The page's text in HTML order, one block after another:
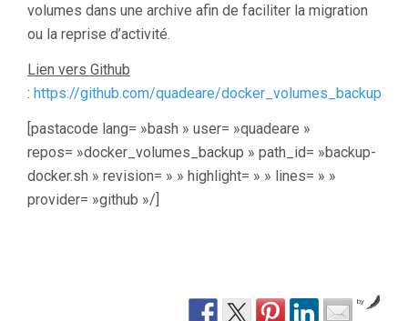
volumes dans une archive afin de faciliter la migration
ou la reprise d’activité.
Lien vers Github
: https://github.com/quadeare/docker_volumes_backup
[pastacode lang= »bash » user= »quadeare »
repos= »docker_volumes_backup » path_id= »backup-
docker.sh » revision= » » highlight= » » lines= » »
provider= »github »/]
by